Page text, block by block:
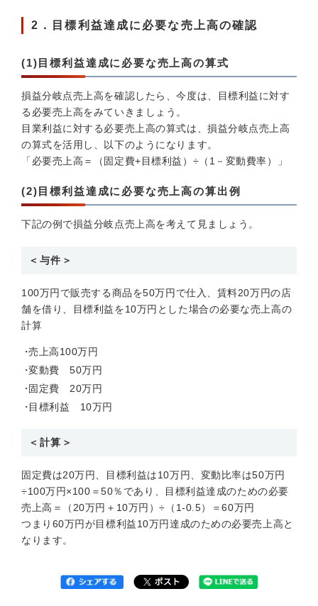
2．目標利益達成に必要な売上高の確認
(1)目標利益達成に必要な売上高の算式
損益分岐点売上高を確認したら、今度は、目標利益に対す
る必要売上高をみていきましょう。
目業利益に対する必要売上高の算式は、損益分岐点売上高
の算式を活用し、以下のようになります。
「必要売上高＝（固定費+目標利益）÷（1－変動費率）」
(2)目標利益達成に必要な売上高の算出例
下記の例で損益分岐点売上高を考えて見ましょう。
＜与件＞
100万円で販売する商品を50万円で仕入、賃料20万円の店
舗を借り、目標利益を10万円とした場合の必要な売上高の
計算
売上高100万円
変動費 50万円
固定費 20万円
目標利益 10万円
＜計算＞
固定費は20万円、目標利益は10万円、変動比率は50万円
÷100万円×100＝50％であり、目標利益達成のための必要
売上高＝（20万円＋10万円）÷（1-0.5）＝60万円
つまり60万円が目標利益10万円達成のための必要売上高と
なります。